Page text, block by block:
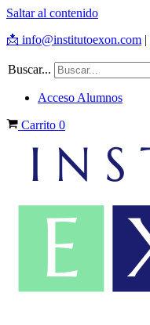
Saltar al contenido
📩 info@institutoexon.com |
Buscar...
Acceso Alumnos
Carrito 0